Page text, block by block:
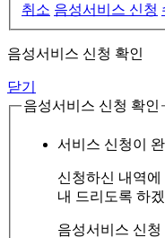
취소 음성서비스 신청
음성서비스 신청 확인
닫기
음성서비스 신청 확인
서비스 신청이
신청하신 내역
내 드리도록 하
음성서비스 신청